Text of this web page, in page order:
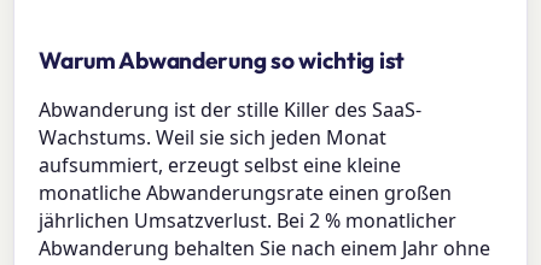
Warum Abwanderung so wichtig ist
Abwanderung ist der stille Killer des SaaS-
Wachstums. Weil sie sich jeden Monat
aufsummiert, erzeugt selbst eine kleine
monatliche Abwanderungsrate einen großen
jährlichen Umsatzverlust. Bei 2 % monatlicher
Abwanderung behalten Sie nach einem Jahr ohne